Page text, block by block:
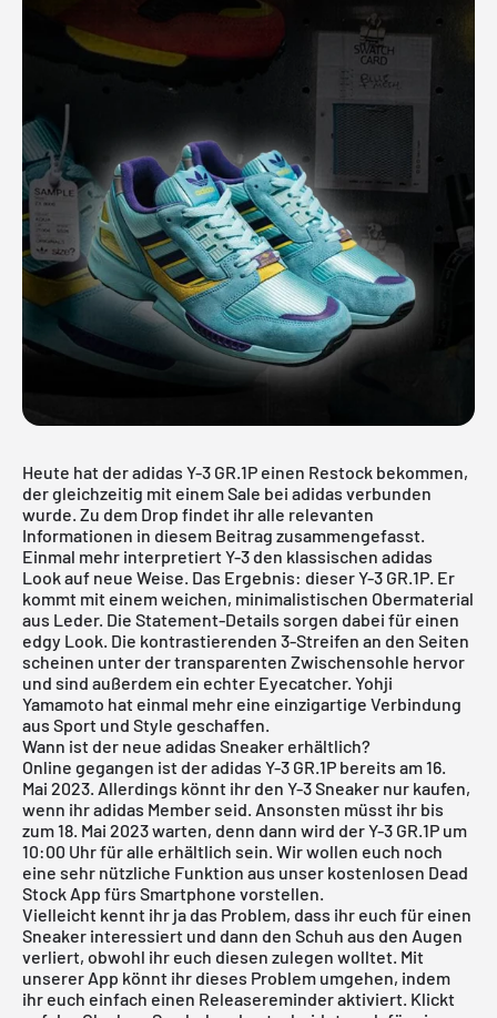
Heute hat der adidas Y-3 GR.1P einen Restock bekommen,
der gleichzeitig mit einem Sale bei adidas verbunden
wurde. Zu dem Drop findet ihr alle relevanten
Informationen in diesem Beitrag zusammengefasst.
Einmal mehr interpretiert Y-3 den klassischen adidas
Look auf neue Weise. Das Ergebnis: dieser Y-3 GR.1P. Er
kommt mit einem weichen, minimalistischen Obermaterial
aus Leder. Die Statement-Details sorgen dabei für einen
edgy Look. Die kontrastierenden 3-Streifen an den Seiten
scheinen unter der transparenten Zwischensohle hervor
und sind außerdem ein echter Eyecatcher. Yohji
Yamamoto hat einmal mehr eine einzigartige Verbindung
aus Sport und Style geschaffen.
Wann ist der neue adidas Sneaker erhältlich?
Online gegangen ist der adidas Y-3 GR.1P bereits am 16.
Mai 2023. Allerdings könnt ihr den Y-3 Sneaker nur kaufen,
wenn ihr adidas Member seid. Ansonsten müsst ihr bis
zum 18. Mai 2023 warten, denn dann wird der Y-3 GR.1P um
10:00 Uhr für alle erhältlich sein. Wir wollen euch noch
eine sehr nützliche Funktion aus unser kostenlosen Dead
Stock App fürs Smartphone vorstellen.
Vielleicht kennt ihr ja das Problem, dass ihr euch für einen
Sneaker interessiert und dann den Schuh aus den Augen
verliert, obwohl ihr euch diesen zulegen wolltet. Mit
unserer App könnt ihr dieses Problem umgehen, indem
ihr euch einfach einen Releasereminder aktiviert. Klickt